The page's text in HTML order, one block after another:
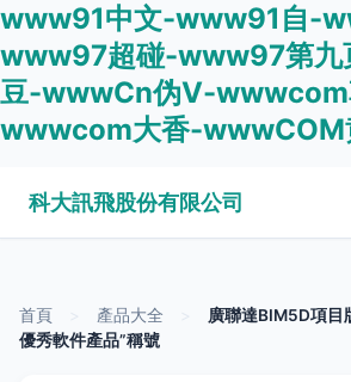
www91中文-www91自-
www97超碰-www97第
豆-wwwCn伪V-
wwwcom大香-wwwCOM
科大訊飛股份有限公司
首頁 產品大全
廣聯達BIM5D項目
優秀軟件產品”稱號